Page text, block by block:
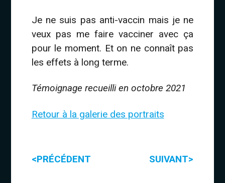
Je ne suis pas anti-vaccin mais je ne
veux pas me faire vacciner avec ça
pour le moment. Et on ne connaît pas
les effets à long terme.
Témoignage recueilli en octobre 2021
Retour à la galerie des portraits
< >